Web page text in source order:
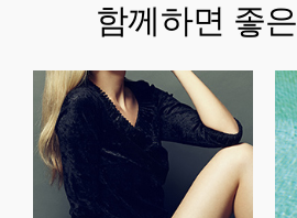
함께하면 좋은